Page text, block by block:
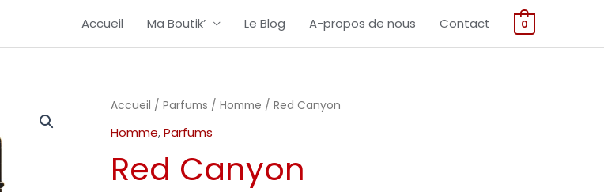
Accueil Ma Boutik’ Le Blog A-propos de nous Contact 0
Accueil / Parfums / Homme / Red Canyon
Homme,Parfums
Red Canyon
quantité
de
Canyon
Canyon